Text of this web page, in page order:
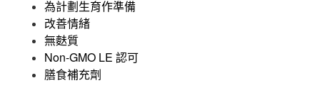
為計劃生育作準備
改善情緒
無麩質
Non-GMO LE 認可
膳食補充劑